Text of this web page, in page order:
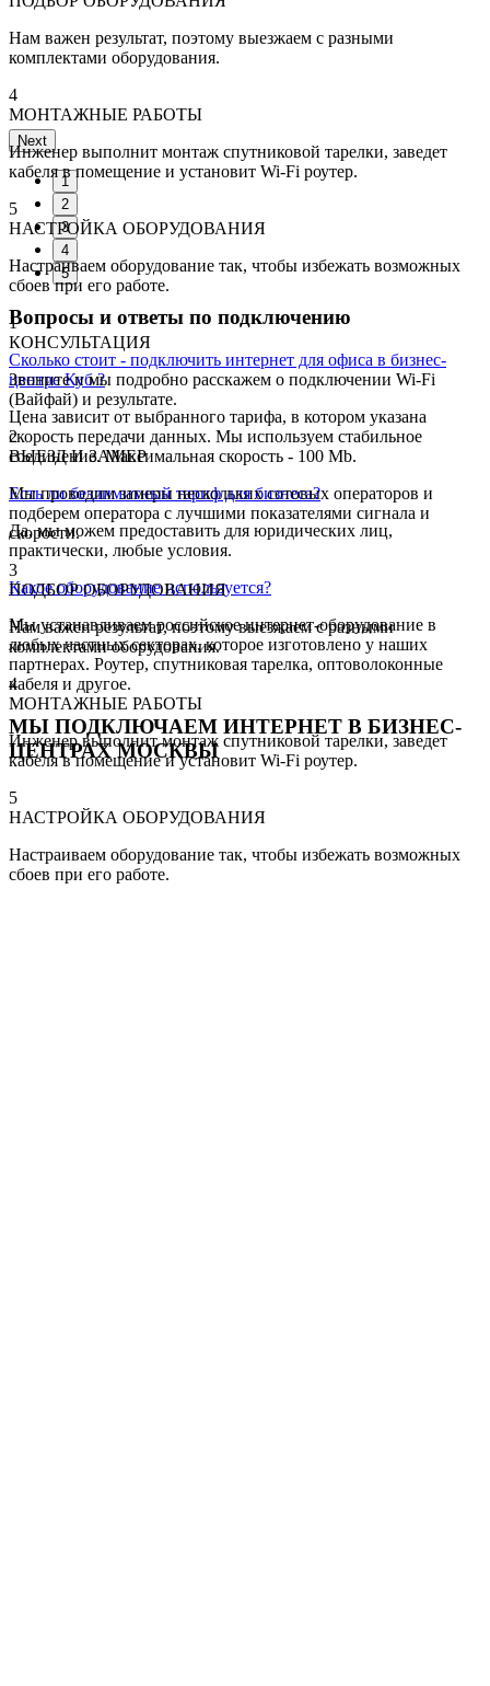
Нам важен результат, поэтому выезжаем с разными
комплектами оборудования.
4
МОНТАЖНЫЕ РАБОТЫ
Инженер выполнит монтаж спутниковой тарелки, заведет
кабеля в помещение и установит Wi-Fi роутер.
5
НАСТРОЙКА ОБОРУДОВАНИЯ
Настраиваем оборудование так, чтобы избежать возможных
сбоев при его работе.
1
КОНСУЛЬТАЦИЯ
Звоните и мы подробно расскажем о подключении Wi-Fi
(Вайфай) и результате.
2
ВЫЕЗД И ЗАМЕР
Мы проводим замеры нескольких сотовых операторов и
подберем оператора с лучшими показателями сигнала и
скорости.
3
ПОДБОР ОБОРУДОВАНИЯ
Нам важен результат, поэтому выезжаем с разными
комплектами оборудования.
4
МОНТАЖНЫЕ РАБОТЫ
Инженер выполнит монтаж спутниковой тарелки, заведет
кабеля в помещение и установит Wi-Fi роутер.
5
НАСТРОЙКА ОБОРУДОВАНИЯ
Настраиваем оборудование так, чтобы избежать возможных
сбоев при его работе.
Next
1
2
3
4
5
Вопросы и ответы по подключению
Сколько стоит - подключить интернет для офиса в бизнес-
центре Куб ?
Цена зависит от выбранного тарифа, в котором указана
скорость передачи данных. Мы используем стабильное
соединение. Максимальная скорость - 100 Mb.
Есть ли безлимитный тариф для бизнеса?
Да, мы можем предоставить для юридических лиц,
практически, любые условия.
Какое оборудование используется?
Мы устанавливаем российское интернет-оборудование в
любых частных секторах, которое изготовлено у наших
партнерах. Роутер, спутниковая тарелка, оптоволоконные
кабеля и другое.
МЫ ПОДКЛЮЧАЕМ ИНТЕРНЕТ В БИЗНЕС-
ЦЕНТРАХ МОСКВЫ